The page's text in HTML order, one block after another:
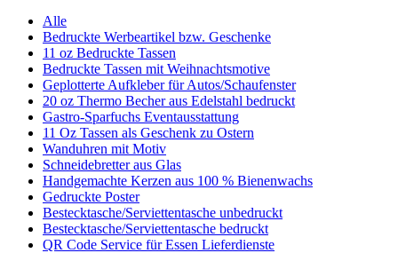
Alle
Bedruckte Werbeartikel bzw. Geschenke
11 oz Bedruckte Tassen
Bedruckte Tassen mit Weihnachtsmotive
Geplotterte Aufkleber für Autos/Schaufenster
20 oz Thermo Becher aus Edelstahl bedruckt
Gastro-Sparfuchs Eventausstattung
11 Oz Tassen als Geschenk zu Ostern
Wanduhren mit Motiv
Schneidebretter aus Glas
Handgemachte Kerzen aus 100 % Bienenwachs
Gedruckte Poster
Bestecktasche/Serviettentasche unbedruckt
Bestecktasche/Serviettentasche bedruckt
QR Code Service für Essen Lieferdienste